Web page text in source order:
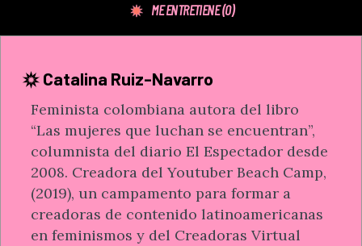
ME ENTRETIENE(0)
Catalina Ruiz-Navarro
Feminista colombiana autora del libro
“Las mujeres que luchan se encuentran”,
columnista del diario El Espectador desde
2008. Creadora del Youtuber Beach Camp,
(2019), un campamento para formar a
creadoras de contenido latinoamericanas
en feminismos y del Creadoras Virtual